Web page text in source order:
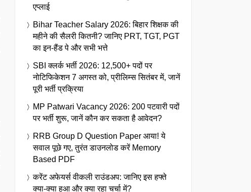
एप्लाई
Bihar Teacher Salary 2026: बिहार शिक्षक की
महीने की सैलरी कितनी? जानिए PRT, TGT, PGT
का इन-हैंड पे और सभी भत्ते
SBI क्लर्क भर्ती 2026: 12,500+ पदों पर
नोटिफिकेशन 7 अगस्त को, प्रीलिम्स सितंबर में, जानें
पूरी भर्ती प्रक्रिया
MP Patwari Vacancy 2026: 200 पटवारी पदों
पर भर्ती शुरू, जानें कौन कर सकता है आवेदन?
RRB Group D Question Paper आया! ये
सवाल पूछे गए, तुरंत डाउनलोड करें Memory
Based PDF
करेंट अफेयर्स वीकली राउंडअप: जानिए इस हफ्ते
क्या-क्या हुआ और क्या रहा चर्चा में?